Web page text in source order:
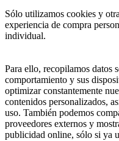
Sólo utilizamos cookies y
experiencia de compra
individual.
Para ello, recopilamos datos
comportamiento y sus
optimizar constantemente
contenidos personalizados,
uso. También podemos
proveedores externos y
publicidad online, sólo si ya